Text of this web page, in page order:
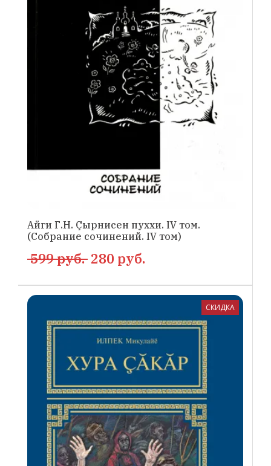
Айги Г.Н. Çырнисен пуххи. IV том.
(Собрание сочинений. IV том)
599 руб. 280 руб.
СКИДКА